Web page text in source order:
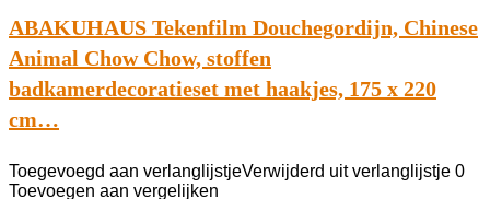
ABAKUHAUS Tekenfilm Douchegordijn, Chinese
Animal Chow Chow, stoffen
badkamerdecoratieset met haakjes, 175 x 220
cm…
Toegevoegd aan verlanglijstjeVerwijderd uit verlanglijstje 0
Toevoegen aan vergelijken